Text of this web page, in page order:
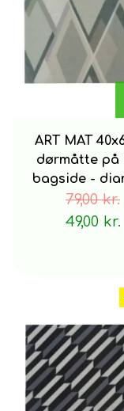
ART MAT
dørmåtte på
bagside -
79,00 kr.
49,00 kr.